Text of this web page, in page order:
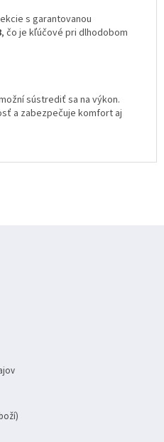
s garantovanou
, čo je kľúčové pri dlhodobom
sústrediť sa na výkon.
a zabezpečuje komfort aj